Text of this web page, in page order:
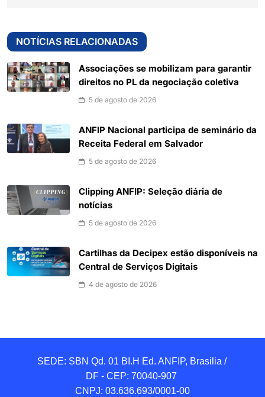
NOTÍCIAS RELACIONADAS
Associações se mobilizam para garantir
direitos no PL da negociação coletiva
5 de agosto de 2026
ANFIP Nacional participa de seminário da
Receita Federal em Salvador
5 de agosto de 2026
Clipping ANFIP: Seleção diária de
notícias
5 de agosto de 2026
Cartilhas da Decipex estão disponíveis na
Central de Serviços Digitais
4 de agosto de 2026
SEDE: SBN Qd. 01 BI.H Ed. ANFIP, Brasilia /
DF - CEP: 70040-907
CNPJ: 03.636.693/0001-00